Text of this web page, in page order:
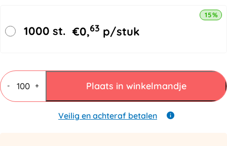
1000 st. €0,63 p/stuk
15%
-
Tophoezen
zwart
800x1200+300mm
50my
+ Plaats in winkelmandje
Veilig en achteraf betalen